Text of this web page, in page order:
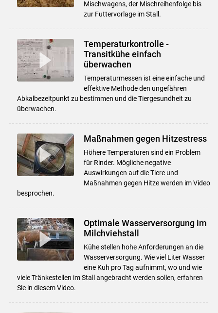
Mischwagens, der Mischreihenfolge bis
zur Futtervorlage im Stall.
Temperaturkontrolle -
Transitkühe einfach
überwachen
Temperaturmessen ist eine einfache und
effektive Methode den ungefähren
Abkalbezeitpunkt zu bestimmen und die Tiergesundheit zu
überwachen.
Maßnahmen gegen Hitzestress
Höhere Temperaturen sind ein Problem
für Rinder. Mögliche negative
Auswirkungen auf die Tiere und
Maßnahmen gegen Hitze werden im Video
besprochen.
Optimale Wasserversorgung im
Milchviehstall
Kühe stellen hohe Anforderungen an die
Wasserversorgung. Wie viel Liter Wasser
eine Kuh pro Tag aufnimmt, wo und wie
viele Tränkestellen im Stall angebracht werden sollen, erfahren
Sie in diesem Video.